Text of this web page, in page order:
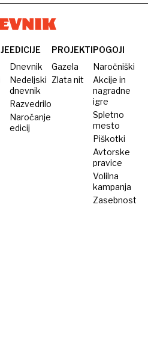
EDICIJE
Dnevnik
Nedeljski
dnevnik
Razvedrilo
Naročanje
edicij
PROJEKTI
Gazela
Zlata nit
POGOJI
Naročniški
Akcije in
nagradne
igre
Spletno
mesto
Piškotki
Avtorske
pravice
Volilna
kampanja
Zasebnost